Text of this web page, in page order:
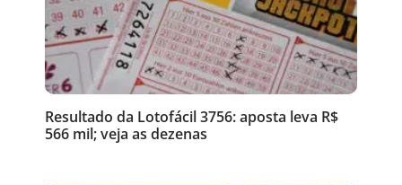
Resultado da Lotofácil 3756: aposta leva R$
566 mil; veja as dezenas